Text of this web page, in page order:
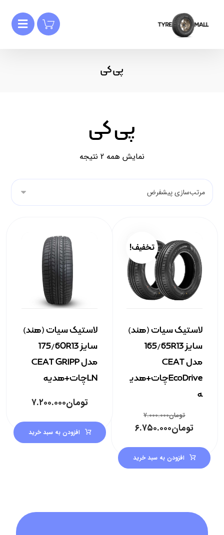
پی کی
پی کی
نمایش همه 2 نتیجه
لاستیک سیات (هند)
سایز 165/65R13
مدل CEAT
EcoDriveچات+هدی
ه
تومان۷.۰۰۰.۰۰۰
تومان۶.۷۵۰.۰۰۰
تخفیف!
افزودن به سبد خرید
لاستیک سیات (هند)
سایز 175/60R13
مدل CEAT GRIPP
LNچات+هدیه
تومان۷.۲۰۰.۰۰۰
افزودن به سبد خرید